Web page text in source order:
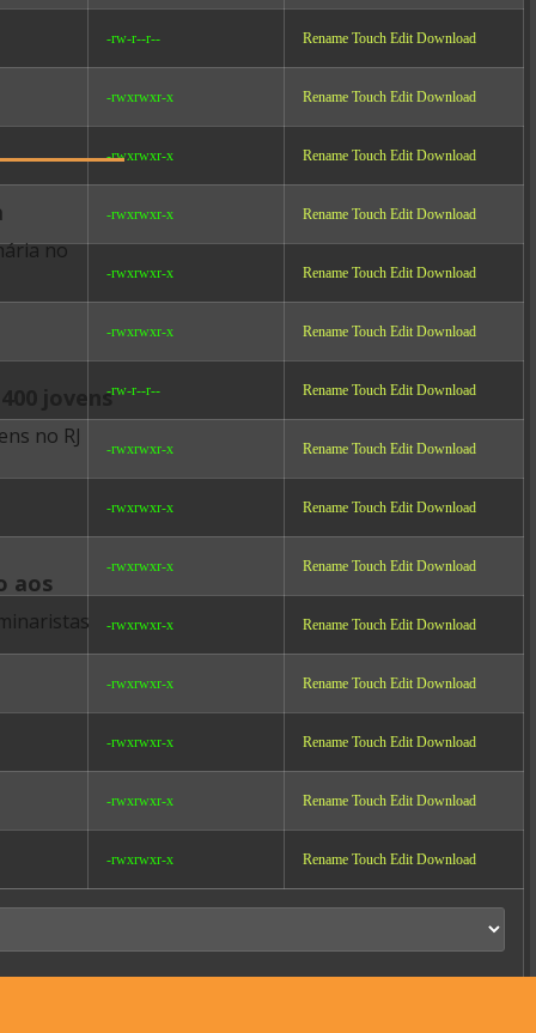
-rw-r--r-- Rename Touch Edit Download
-rwxrwxr-x Rename Touch Edit Download
-rwxrwxr-x Rename Touch Edit Download
-rwxrwxr-x Rename Touch Edit Download
-rwxrwxr-x Rename Touch Edit Download
-rwxrwxr-x Rename Touch Edit Download
-rw-r--r-- Rename Touch Edit Download
-rwxrwxr-x Rename Touch Edit Download
-rwxrwxr-x Rename Touch Edit Download
-rwxrwxr-x Rename Touch Edit Download
-rwxrwxr-x Rename Touch Edit Download
-rwxrwxr-x Rename Touch Edit Download
-rwxrwxr-x Rename Touch Edit Download
-rwxrwxr-x Rename Touch Edit Download
-rwxrwxr-x Rename Touch Edit Download
no
jovens
no RJ
aos